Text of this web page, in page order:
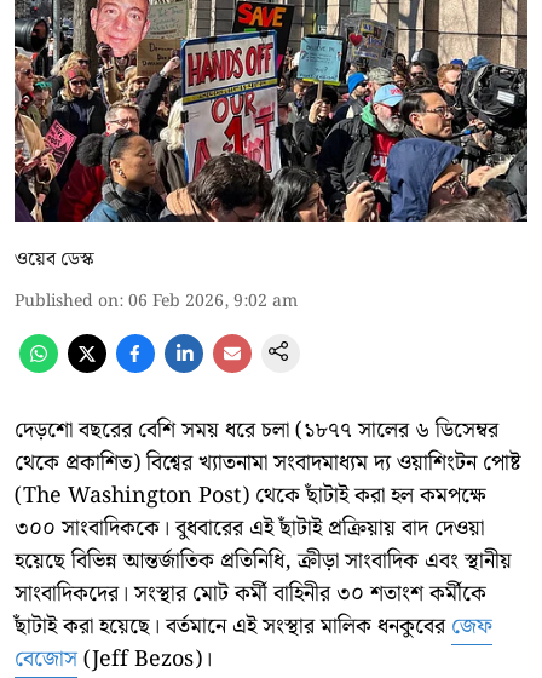
ওয়েব ডেস্ক
Published on:06 Feb 2026, 9:02 am
দেড়শো বছরের বেশি সময় ধরে চলা (১৮৭৭ সালের ৬ ডিসেম্বর
থেকে প্রকাশিত) বিশ্বের খ্যাতনামা সংবাদমাধ্যম দ্য ওয়াশিংটন পোষ্ট
(The Washington Post) থেকে ছাঁটাই করা হল কমপক্ষে
৩০০ সাংবাদিককে। বুধবারের এই ছাঁটাই প্রক্রিয়ায় বাদ দেওয়া
হয়েছে বিভিন্ন আন্তর্জাতিক প্রতিনিধি, ক্রীড়া সাংবাদিক এবং স্থানীয়
সাংবাদিকদের। সংস্থার মোট কর্মী বাহিনীর ৩০ শতাংশ কর্মীকে
ছাঁটাই করা হয়েছে। বর্তমানে এই সংস্থার মালিক ধনকুবেরজেফ
বেজোস(Jeff Bezos)।